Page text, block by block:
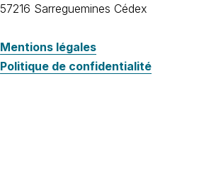
57216 Sarreguemines Cédex
Mentions légales
Politique de confidentialité